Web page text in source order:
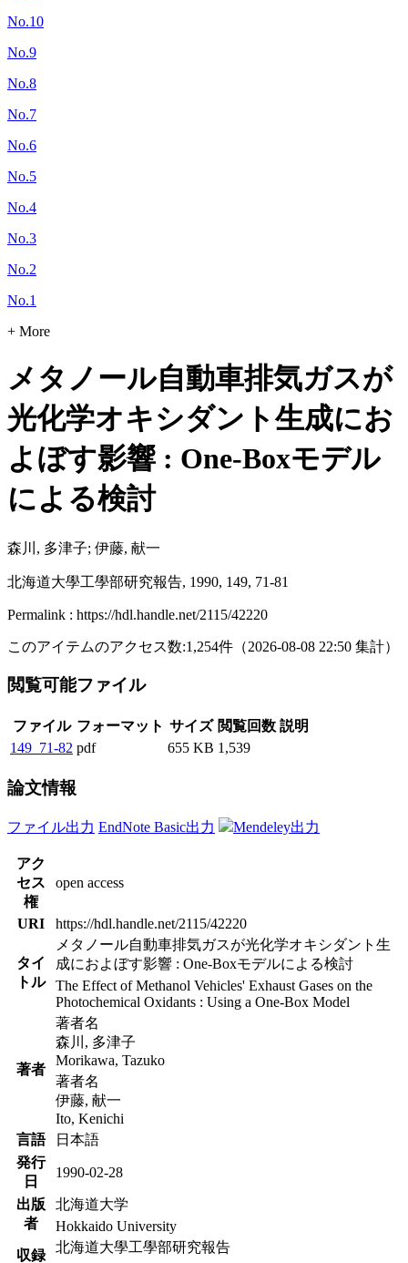
No.10
No.9
No.8
No.7
No.6
No.5
No.4
No.3
No.2
No.1
+ More
メタノール自動車排気ガスが
光化学オキシダント生成にお
よぼす影響 : One-Boxモデル
による検討
森川, 多津子; 伊藤, 献一
北海道大學工學部研究報告, 1990, 149, 71-81
Permalink : https://hdl.handle.net/2115/42220
このアイテムのアクセス数:1,254件 （2026-08-08 22:50 集計）
閲覧可能ファイル
ファイル フォーマット サイズ 閲覧回数 説明
149_71-82 pdf 655 KB 1,539
論文情報
ファイル出力 EndNote Basic出力 Mendeley出力
アク
セス
権
open access
URI https://hdl.handle.net/2115/42220
タイ
トル
メタノール自動車排気ガスが光化学オキシダント生
成におよぼす影響 : One-Boxモデルによる検討
The Effect of Methanol Vehicles' Exhaust Gases on the
Photochemical Oxidants : Using a One-Box Model
著者
著者名
森川, 多津子
Morikawa, Tazuko
著者名
伊藤, 献一
Ito, Kenichi
言語
日本語
発行
日
1990-02-28
出版
者
北海道大学
Hokkaido University
収録
北海道大學工學部研究報告